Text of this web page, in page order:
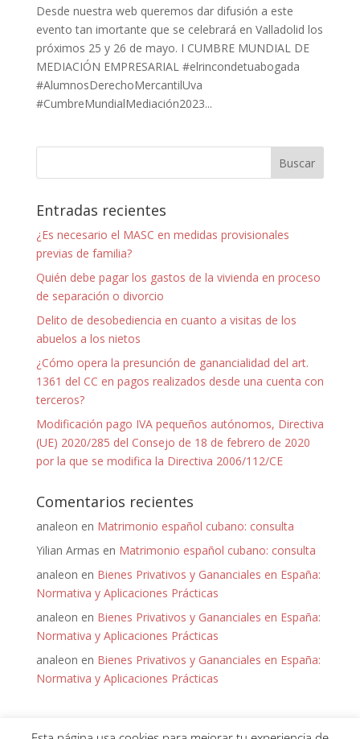
Desde nuestra web queremos dar difusión a este
evento tan imortante que se celebrará en Valladolid los
próximos 25 y 26 de mayo. I CUMBRE MUNDIAL DE
MEDIACIÓN EMPRESARIAL #elrincondetuabogada
#AlumnosDerechoMercantilUva
#CumbreMundialMediación2023...
Entradas recientes
¿Es necesario el MASC en medidas provisionales
previas de familia?
Quién debe pagar los gastos de la vivienda en proceso
de separación o divorcio
Delito de desobediencia en cuanto a visitas de los
abuelos a los nietos
¿Cómo opera la presunción de ganancialidad del art.
1361 del CC en pagos realizados desde una cuenta con
terceros?
Modificación pago IVA pequeños autónomos, Directiva
(UE) 2020/285 del Consejo de 18 de febrero de 2020
por la que se modifica la Directiva 2006/112/CE
Comentarios recientes
analeon en Matrimonio español cubano: consulta
Yilian Armas en Matrimonio español cubano: consulta
analeon en Bienes Privativos y Gananciales en España:
Normativa y Aplicaciones Prácticas
analeon en Bienes Privativos y Gananciales en España:
Normativa y Aplicaciones Prácticas
analeon en Bienes Privativos y Gananciales en España:
Normativa y Aplicaciones Prácticas